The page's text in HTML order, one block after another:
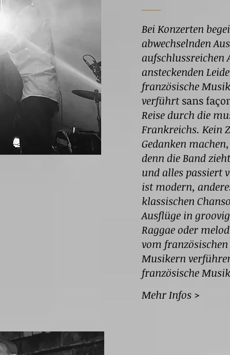
Bei Konzerten
abwechselnden
aufschlussreichen
ansteckenden
französische
verführtsans
Reise durch die
Frankreichs. Kein
Gedanken
denn die Band
und alles passiert
ist modern,
klassischen
Ausflüge in
Raggae oder
vom
Musikern
französische
Mehr Infos >